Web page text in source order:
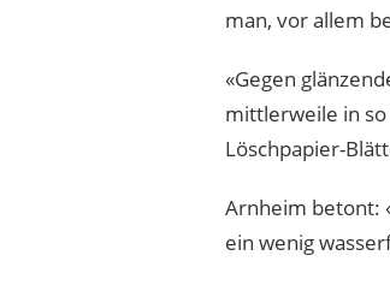
man, vor allem
«Gegen
mittlerweile in so
Löschpapier-
Arnheim betont:
ein wenig